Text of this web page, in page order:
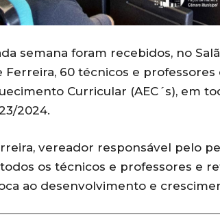
semana foram recebidos, no
Ferreira, 60 técnicos e
Curricular (AEC´s), em
2024.
vereador responsável pelo
os técnicos e professores e
ao desenvolvimento e